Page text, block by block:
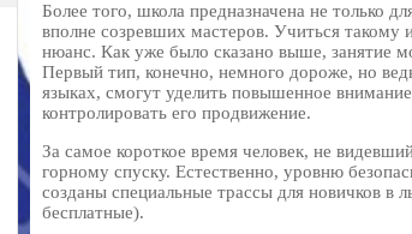
Более того, школа предназначена не только
вполне созревших мастеров. Учиться такому
нюанс. Как уже было сказано выше, занятие
Первый тип, конечно, немного дороже, но
языках, смогут уделить повышенное
контролировать его продвижение.
За самое короткое время человек, не
горному спуску. Естественно, уровню
созданы специальные трассы для новичков в
бесплатные).